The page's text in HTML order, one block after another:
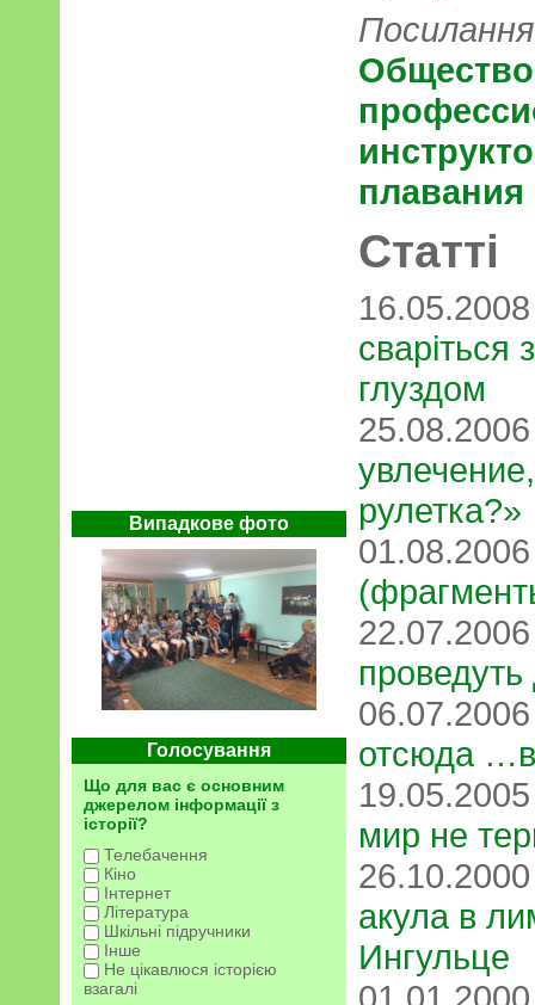
Випадкове фото
Голосування
Що для вас є основним
джерелом інформації з
історії?
Телебачення
Кіно
Інтернет
Література
Шкільні підручники
Інше
Не цікавлюся історією
взагалі
плавания
Статті
сваріться
глуздом
рулетка?»
отсюда
мир не
акула в
Ингульце